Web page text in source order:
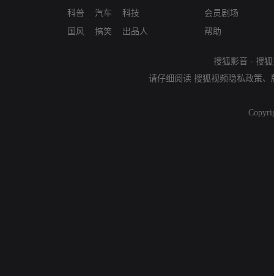
科普
国风
汽车
搞笑
科技
出品人
会员剧场
帮助
搜狐影音 - 搜
请仔细阅读 搜狐视频隐私政策、